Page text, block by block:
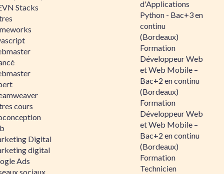
Stacks
cours
Digital
digital
Ads
sociaux
d'Applications
Python - Bac+3 en
continu
(Bordeaux)
Formation
Développeur Web
et Web Mobile –
Bac+2 en continu
(Bordeaux)
Formation
Développeur Web
et Web Mobile –
Bac+2 en continu
(Bordeaux)
Formation
Technicien